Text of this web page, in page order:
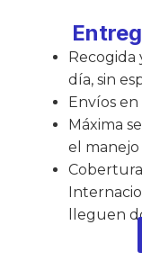
Tu servicio
Desde
clave,
soluciones
de que tus
forma
día, sin
Envíos
Máxima
el manejo
lleguen